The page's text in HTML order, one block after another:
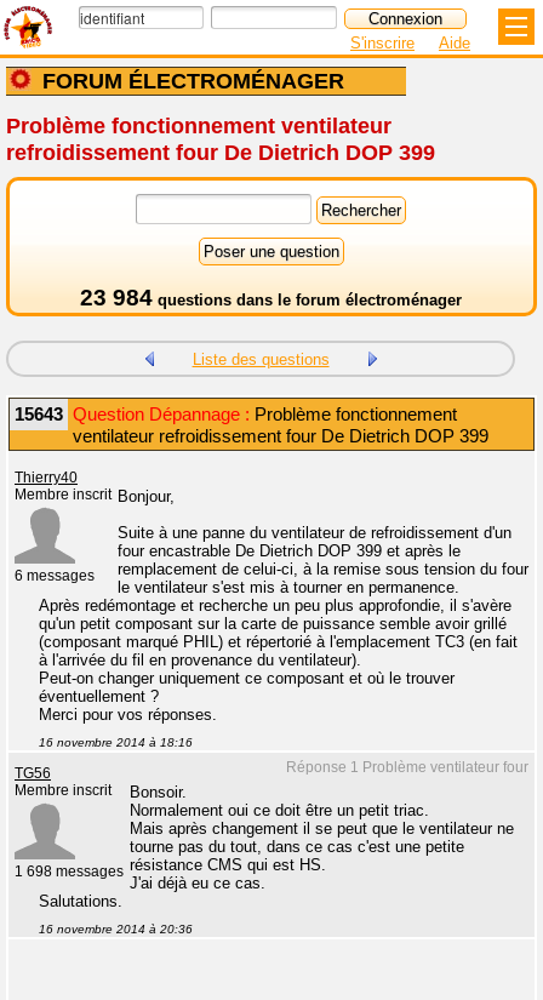
FORUM ÉLECTROMÉNAGER
S'inscrire Aide
Problème fonctionnement ventilateur
refroidissement four De Dietrich DOP 399
23 984 questions dans le forum électroménager
Liste des questions
15643 Question Dépannage : Problème fonctionnement
ventilateur refroidissement four De Dietrich DOP 399
Thierry40
Membre inscrit
6 messages
Bonjour,
Suite à une panne du ventilateur de refroidissement d'un
four encastrable De Dietrich DOP 399 et après le
remplacement de celui-ci, à la remise sous tension du four
le ventilateur s'est mis à tourner en permanence.
Après redémontage et recherche un peu plus approfondie, il s'avère
qu'un petit composant sur la carte de puissance semble avoir grillé
(composant marqué PHIL) et répertorié à l'emplacement TC3 (en fait
à l'arrivée du fil en provenance du ventilateur).
Peut-on changer uniquement ce composant et où le trouver
éventuellement ?
Merci pour vos réponses.
16 novembre 2014 à 18:16
Réponse 1 Problème ventilateur four
TG56
Membre inscrit
1 698 messages
Bonsoir.
Normalement oui ce doit être un petit triac.
Mais après changement il se peut que le ventilateur ne
tourne pas du tout, dans ce cas c'est une petite
résistance CMS qui est HS.
J'ai déjà eu ce cas.
Salutations.
16 novembre 2014 à 20:36